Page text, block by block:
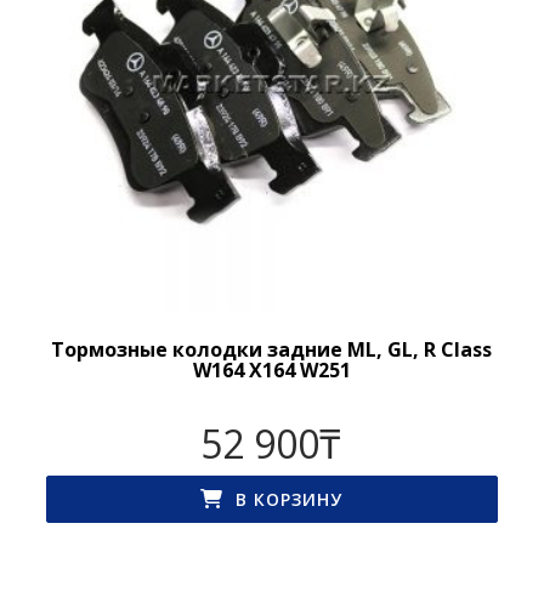
Тормозные колодки задние ML, GL, R Class
W164 X164 W251
52 900₸
В КОРЗИНУ